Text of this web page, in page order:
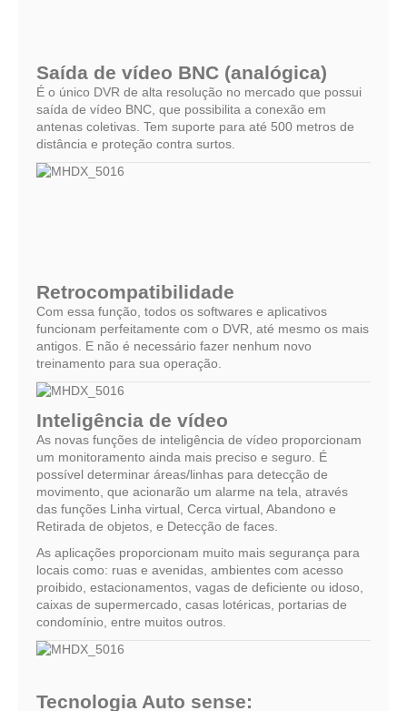
Saída de vídeo BNC (analógica)
É o único DVR de alta resolução no mercado que possui
saída de vídeo BNC, que possibilita a conexão em
antenas coletivas. Tem suporte para até 500 metros de
distância e proteção contra surtos.
Retrocompatibilidade
Com essa função, todos os softwares e aplicativos
funcionam perfeitamente com o DVR, até mesmo os mais
antigos. E não é necessário fazer nenhum novo
treinamento para sua operação.
Inteligência de vídeo
As novas funções de inteligência de vídeo proporcionam
um monitoramento ainda mais preciso e seguro. É
possível determinar áreas/linhas para detecção de
movimento, que acionarão um alarme na tela, através
das funções Linha virtual, Cerca virtual, Abandono e
Retirada de objetos, e Detecção de faces.
As aplicações proporcionam muito mais segurança para
locais como: ruas e avenidas, ambientes com acesso
proibido, estacionamentos, vagas de deficiente ou idoso,
caixas de supermercado, casas lotéricas, portarias de
condomínio, entre muitos outros.
Tecnologia Auto sense: